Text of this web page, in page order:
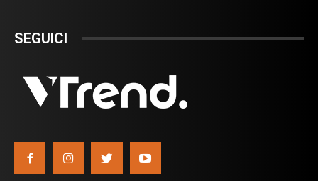
SEGUICI